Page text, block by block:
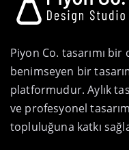
Piyon Co. tasarımı
benimseyen bir
platformudur. Aylık
ve profesyonel
topluluğuna katkı